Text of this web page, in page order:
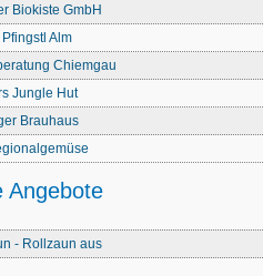
Biokiste GmbH
Alm
Chiemgau
Jungle Hut
Brauhaus
Angebote
- Rollzaun aus